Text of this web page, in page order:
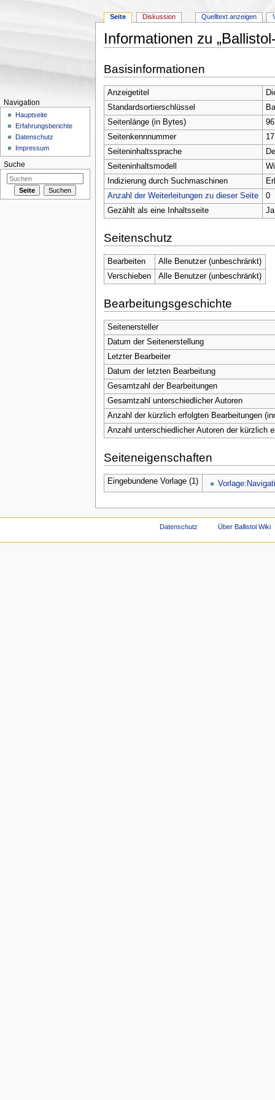
Informationen zu
Basisinformationen
Anzeigetitel
Standardsortierschlüssel
Seitenlänge (in Bytes)
Seitenkennnummer
17
Seiteninhaltssprache
Seiteninhaltsmodell
Indizierung durch Suchmaschinen
Anzahl der Weiterleitungen zu dieser Seite
0
Gezählt als eine Inhaltsseite
Ja
Seitenschutz
Bearbeiten
Alle Benutzer (unbeschränkt)
Verschieben
Alle Benutzer (unbeschränkt)
Bearbeitungsgeschichte
Seitenersteller
Datum der Seitenerstellung
Letzter Bearbeiter
Datum der letzten Bearbeitung
Gesamtzahl der Bearbeitungen
Gesamtzahl unterschiedlicher Autoren
Anzahl der kürzlich erfolgten Bearbeitungen
Anzahl unterschiedlicher Autoren der kürzlich
Seiteneigenschaften
Eingebundene Vorlage (1)
Seite Diskussion Quelltext anzeigen
Navigation
Hauptseite
Erfahrungsberichte
Datenschutz
Impressum
Suche
Datenschutz Über Ballistol Wiki